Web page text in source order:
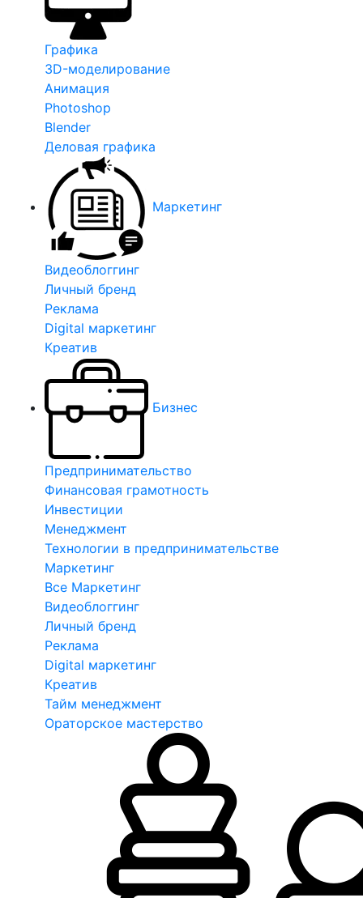
Графика
3D-моделирование
Анимация
Photoshop
Blender
Деловая графика
Маркетинг
Видеоблоггинг
Личный бренд
Реклама
Digital маркетинг
Креатив
Бизнес
Предпринимательство
Финансовая грамотность
Инвестиции
Менеджмент
Технологии в предпринимательстве
Маркетинг
Все Маркетинг
Видеоблоггинг
Личный бренд
Реклама
Digital маркетинг
Креатив
Тайм менеджмент
Ораторское мастерство